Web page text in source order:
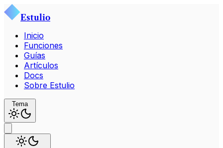
Estulio
Inicio
Funciones
Guías
Artículos
Docs
Sobre Estulio
Tema